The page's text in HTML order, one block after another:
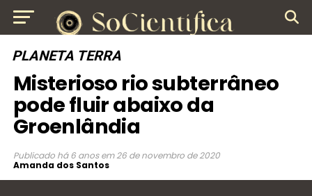
PLANETA TERRA
Misterioso rio subterrâneo
pode fluir abaixo da
Groenlândia
Publicado há 6 anos em 26 de novembro de 2020
Amanda dos Santos